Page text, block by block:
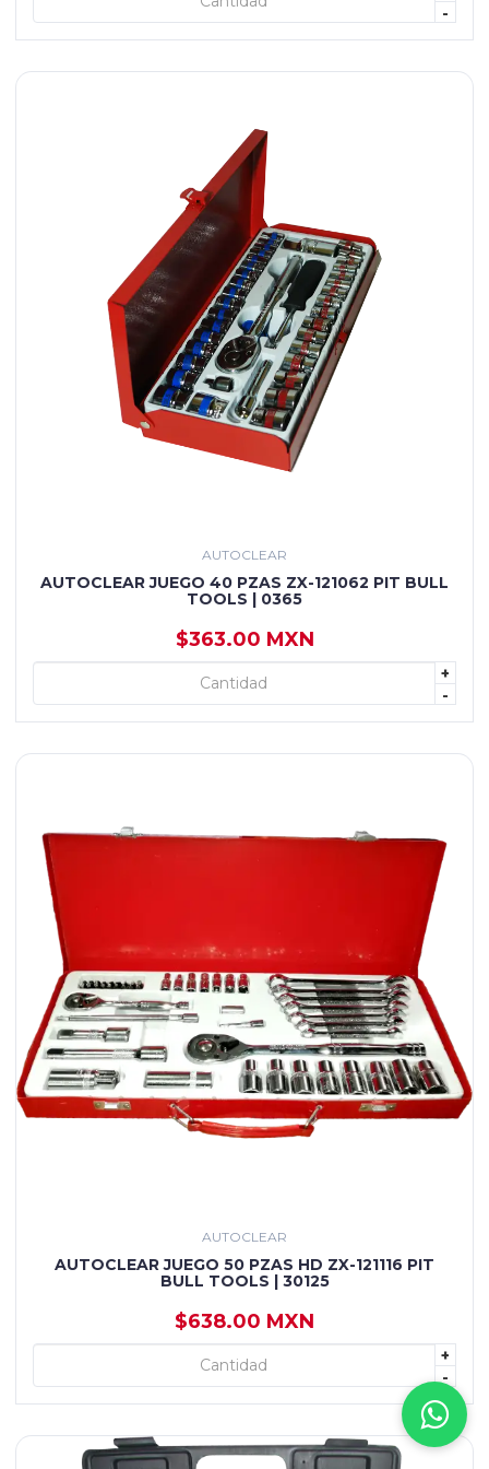
-
AUTOCLEAR
AUTOCLEAR JUEGO 40 PZAS ZX-121062 PIT BULL
TOOLS | 0365
$363.00 MXN
+
-
+ AGREGAR
AUTOCLEAR
AUTOCLEAR JUEGO 50 PZAS HD ZX-121116 PIT
BULL TOOLS | 30125
$638.00 MXN
+
-
+ AGREGAR